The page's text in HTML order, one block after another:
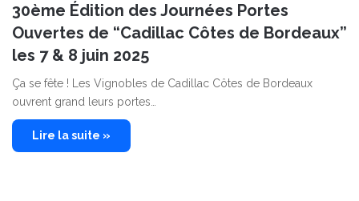
30ème Édition des Journées Portes
Ouvertes de “Cadillac Côtes de Bordeaux”
les 7 & 8 juin 2025
Ça se fête ! Les Vignobles de Cadillac Côtes de Bordeaux
ouvrent grand leurs portes…
Lire la suite »